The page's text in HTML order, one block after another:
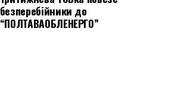
безперебійники до
“ПОЛТАВАОБЛЕНЕРГО”